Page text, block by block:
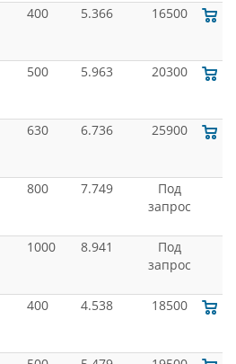
400 5.366 16500
500 5.963 20300
630 6.736 25900
800 7.749
Под
запрос
1000 8.941
Под
запрос
400 4.538 18500